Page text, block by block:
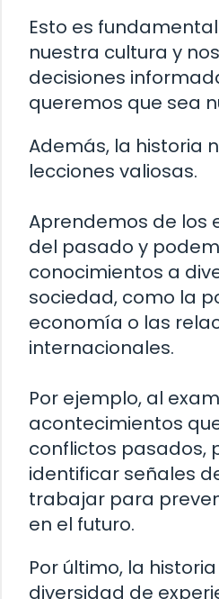
Esto es
nuestra cultura y
decisiones
queremos que sea
Además, la historia
lecciones valiosas.
Aprendemos de los
del pasado y
conocimientos a
sociedad, como la
economía o las
internacionales.
Por ejemplo, al
acontecimientos
conflictos pasados,
identificar señales
trabajar para
en el futuro.
Por último, la
diversidad de